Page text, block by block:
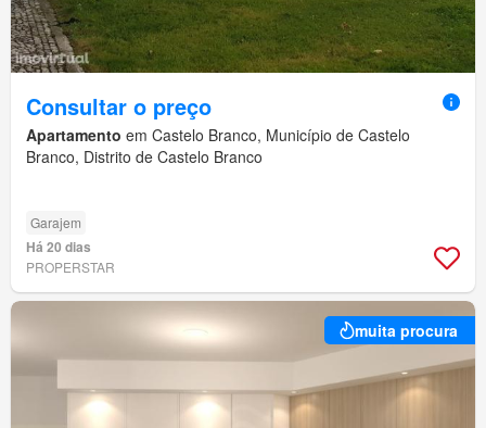
Consultar o preço
Apartamento em Castelo Branco, Município de Castelo
Branco, Distrito de Castelo Branco
Garajem
Há 20 dias
PROPERSTAR
muita procura